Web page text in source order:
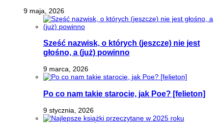
9 maja, 2026
Sześć nazwisk, o których (jeszcze) nie jest
głośno, a (już) powinno
9 marca, 2026
Po co nam takie starocie, jak Poe? [felieton]
9 stycznia, 2026